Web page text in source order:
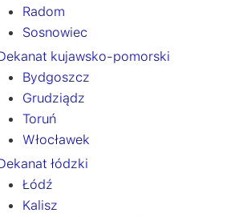
Radom
Sosnowiec
kujawsko-pomorski
Bydgoszcz
Grudziądz
Toruń
Włocławek
łódzki
Łódź
Kalisz